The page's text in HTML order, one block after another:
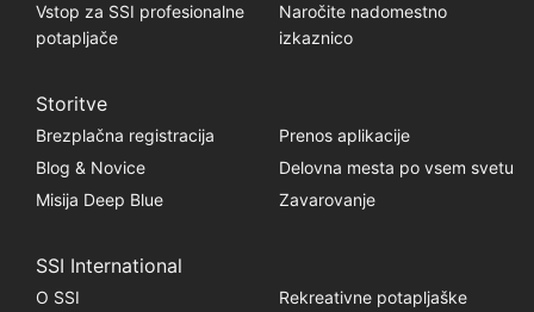
Vstop za SSI profesionalne
potapljače
Naročite nadomestno
izkaznico
Storitve
Brezplačna registracija
Prenos aplikacije
Blog & Novice
Delovna mesta po vsem svetu
Misija Deep Blue
Zavarovanje
SSI International
O SSI
Rekreativne potapljaške